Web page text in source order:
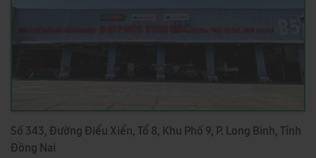
Số 343, Đường Điểu Xiển, Tổ 8, Khu Phố 9, P. Long Bình, Tỉnh
Đồng Nai